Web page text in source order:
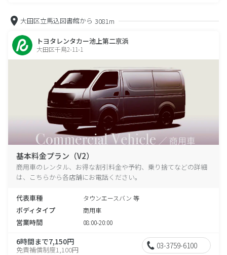
大田区立馬込図書館から 3081m
トヨタレンタカー池上第二京浜
大田区千鳥2-11-1
基本料金プラン（V2）
商用車のレンタル、お得な割引料金や予約、乗り捨てなどの詳細
は、こちらから各店舗にお電話ください。
代表車種 タウンエースバン 等
ボディタイプ 商用車
営業時間 08:00-20:00
6時間まで7,150円
免責補償制度1,100円 03-3759-6100